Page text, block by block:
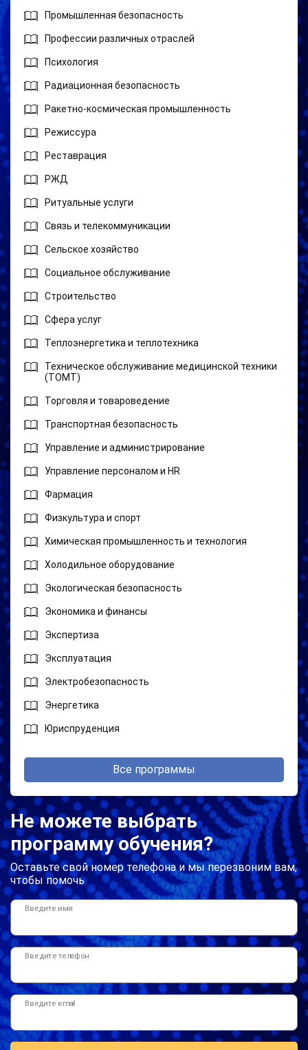
Промышленная безопасность
Профессии различных отраслей
Психология
Радиационная безопасность
Ракетно-космическая промышленность
Режиссура
Реставрация
РЖД
Ритуальные услуги
Связь и телекоммуникации
Сельское хозяйство
Социальное обслуживание
Строительство
Сфера услуг
Теплоэнергетика и теплотехника
Техническое обслуживание медицинской техники
(ТОМТ)
Торговля и товароведение
Транспортная безопасность
Управление и администрирование
Управление персоналом и HR
Фармация
Физкультура и спорт
Химическая промышленность и технология
Холодильное оборудование
Экологическая безопасность
Экономика и финансы
Экспертиза
Эксплуатация
Электробезопасность
Энергетика
Юриспруденция
Все программы
Не можете выбрать
программу обучения?
Оставьте свой номер телефона и мы перезвоним вам,
чтобы помочь
Введите имя
Введите телефон
Введите email